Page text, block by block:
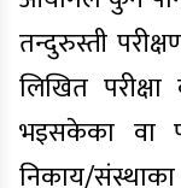
तन्दुरुस्ती
लिखित
भइसकेका वा
निकाय/संस्थाका